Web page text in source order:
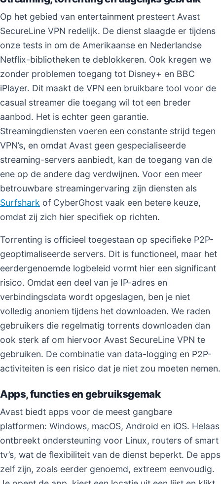
Op het gebied van entertainment presteert Avast
SecureLine VPN redelijk. De dienst slaagde er tijdens
onze tests in om de Amerikaanse en Nederlandse
Netflix-bibliotheken te deblokkeren. Ook kregen we
zonder problemen toegang tot Disney+ en BBC
iPlayer. Dit maakt de VPN een bruikbare tool voor de
casual streamer die toegang wil tot een breder
aanbod. Het is echter geen garantie.
Streamingdiensten voeren een constante strijd tegen
VPN’s, en omdat Avast geen gespecialiseerde
streaming-servers aanbiedt, kan de toegang van de
ene op de andere dag verdwijnen. Voor een meer
betrouwbare streamingervaring zijn diensten als
Surfshark of CyberGhost vaak een betere keuze,
omdat zij zich hier specifiek op richten.
Torrenting is officieel toegestaan op specifieke P2P-
geoptimaliseerde servers. Dit is functioneel, maar het
eerdergenoemde logbeleid vormt hier een significant
risico. Omdat een deel van je IP-adres en
verbindingsdata wordt opgeslagen, ben je niet
volledig anoniem tijdens het downloaden. We raden
gebruikers die regelmatig torrents downloaden dan
ook sterk af om hiervoor Avast SecureLine VPN te
gebruiken. De combinatie van data-logging en P2P-
activiteiten is een risico dat je niet zou moeten nemen.
Apps, functies en gebruiksgemak
Avast biedt apps voor de meest gangbare
platformen: Windows, macOS, Android en iOS. Helaas
ontbreekt ondersteuning voor Linux, routers of smart
tv’s, wat de flexibiliteit van de dienst beperkt. De apps
zelf zijn, zoals eerder genoemd, extreem eenvoudig.